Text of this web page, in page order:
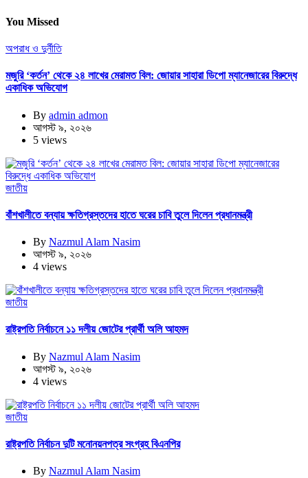
You Missed
অপরাধ ও দুর্নীতি
মজুরি ‘কর্তন’ থেকে ২৪ লাখের মেরামত বিল: জোয়ার সাহারা ডিপো ম্যানেজারের বিরুদ্ধে
একাধিক অভিযোগ
By admin admon
আগস্ট ৯, ২০২৬
5 views
জাতীয়
বাঁশখালীতে বন্যায় ক্ষতিগ্রস্তদের হাতে ঘরের চাবি তুলে দিলেন প্রধানমন্ত্রী
By Nazmul Alam Nasim
আগস্ট ৯, ২০২৬
4 views
জাতীয়
রাষ্ট্রপতি নির্বাচনে ১১ দলীয় জোটের প্রার্থী অলি আহমদ
By Nazmul Alam Nasim
আগস্ট ৯, ২০২৬
4 views
জাতীয়
রাষ্ট্রপতি নির্বাচন দুটি মনোনয়নপত্র সংগ্রহ বিএনপির
By Nazmul Alam Nasim